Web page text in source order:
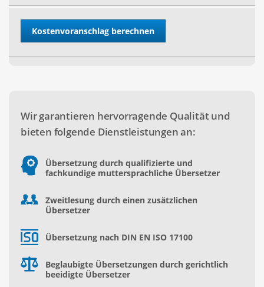
Wir garantieren hervorragende Qualität und
bieten folgende Dienstleistungen an:
Übersetzung durch qualifizierte und
fachkundige muttersprachliche Übersetzer
Zweitlesung durch einen zusätzlichen
Übersetzer
Übersetzung nach DIN EN ISO 17100
Beglaubigte Übersetzungen durch gerichtlich
beeidigte Übersetzer